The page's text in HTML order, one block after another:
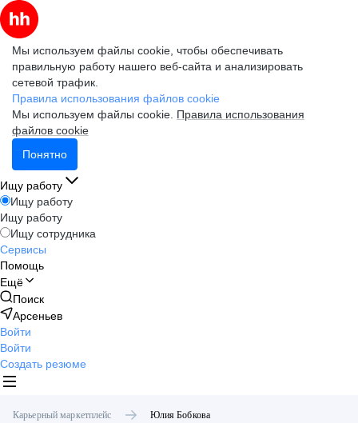
Мы используем файлы cookie, чтобы обеспечивать
правильную работу нашего веб-сайта и анализировать
сетевой трафик.
Правила использования файлов cookie
Мы используем файлы cookie. Правила использования
файлов cookie
Понятно
Ищу работу
Ищу работу
Ищу работу
Ищу сотрудника
Сервисы
Помощь
Ещё
Поиск
Арсеньев
Войти
Войти
Создать резюме
Карьерный маркетплейс Юлия Бобкова